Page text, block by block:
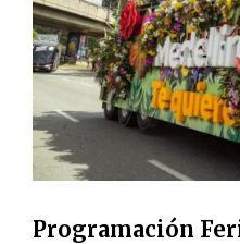
Programación